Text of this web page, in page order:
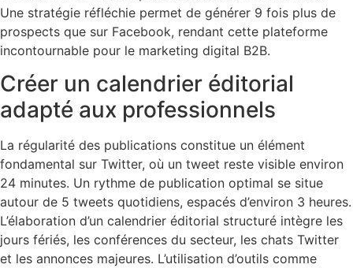
Une stratégie réfléchie permet de générer 9 fois plus de
prospects que sur Facebook, rendant cette plateforme
incontournable pour le marketing digital B2B.
Créer un calendrier éditorial
adapté aux professionnels
La régularité des publications constitue un élément
fondamental sur Twitter, où un tweet reste visible environ
24 minutes. Un rythme de publication optimal se situe
autour de 5 tweets quotidiens, espacés d’environ 3 heures.
L’élaboration d’un calendrier éditorial structuré intègre les
jours fériés, les conférences du secteur, les chats Twitter
et les annonces majeures. L’utilisation d’outils comme